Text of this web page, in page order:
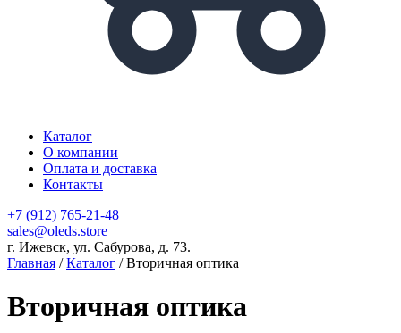
Каталог
О компании
Оплата и доставка
Контакты
+7 (912) 765-21-48
sales@oleds.store
г. Ижевск, ул. Сабурова, д. 73.
Главная /Каталог / Вторичная оптика
Вторичная оптика